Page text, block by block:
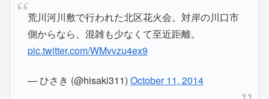
荒川河川敷で行われた北区花火会。対岸の川口市
側からなら、混雑も少なくて至近距離。
pic.twitter.com/WMvvzu4ex9
— ひさき (@hisaki311) October 11, 2014